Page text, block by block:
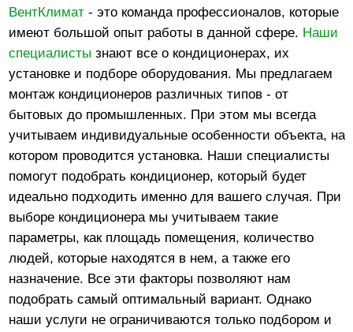
ВентКлимат- это команда профессионалов, которые
имеют большой опыт работы в данной сфере. Наши
специалисты знают все о кондиционерах, их
установке и подборе оборудования. Мы предлагаем
монтаж кондиционеров различных типов - от
бытовых до промышленных. При этом мы всегда
учитываем индивидуальные особенности объекта, на
котором проводится установка. Наши специалисты
помогут подобрать кондиционер, который будет
идеально подходить именно для вашего случая. При
выборе кондиционера мы учитываем такие
параметры, как площадь помещения, количество
людей, которые находятся в нем, а также его
назначение. Все эти факторы позволяют нам
подобрать самый оптимальный вариант. Однако
наши услуги не ограничиваются только подбором и